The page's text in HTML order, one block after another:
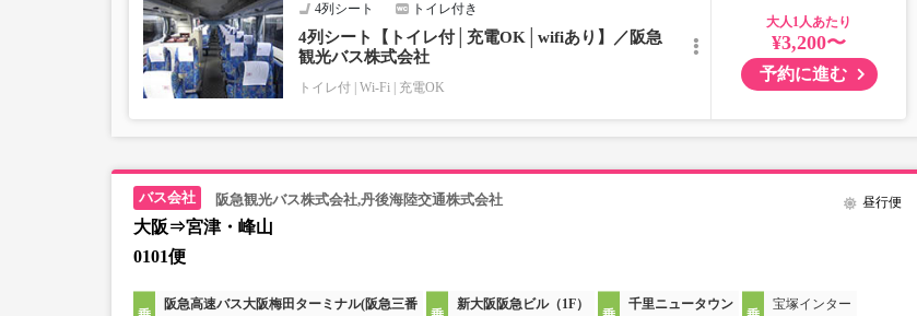
4列シート トイレ付き
4列シート【トイレ付│充電OK│wifiあり】／阪急
観光バス株式会社
トイレ付 Wi-Fi 充電OK
大人
¥3,200〜
予約に進む
阪急観光バス株式会社,丹後海陸交通株式会社
大阪⇒宮津・峰山
0101便
昼行便
阪急高速バス大阪梅田ターミナル(阪急三番
新大阪阪急ビル（1F）
千里ニュータウン
宝塚インター